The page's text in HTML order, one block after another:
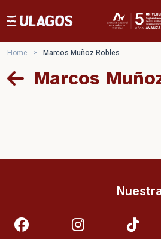
Ulagos
Home > Marcos Muñoz Robles
Marcos